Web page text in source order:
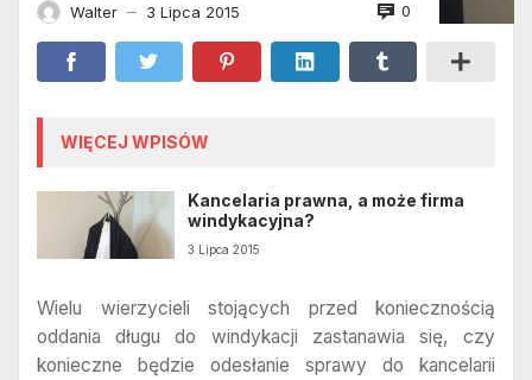
Walter — 3 Lipca 2015 0
WIĘCEJ WPISÓW
Kancelaria prawna, a może firma
windykacyjna?
3 Lipca 2015
Wielu wierzycieli stojących przed koniecznością
oddania długu do windykacji zastanawia się, czy
konieczne będzie odesłanie sprawy do kancelarii